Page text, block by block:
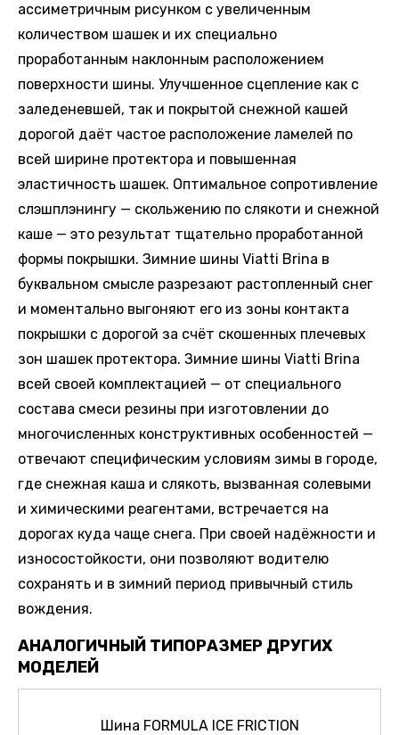
ассиметричным рисунком с увеличенным
количеством шашек и их специально
проработанным наклонным расположением
поверхности шины. Улучшенное сцепление как с
заледеневшей, так и покрытой снежной кашей
дорогой даёт частое расположение ламелей по
всей ширине протектора и повышенная
эластичность шашек. Оптимальное сопротивление
слэшплэнингу — скольжению по слякоти и снежной
каше — это результат тщательно проработанной
формы покрышки. Зимние шины Viatti Brina в
буквальном смысле разрезают растопленный снег
и моментально выгоняют его из зоны контакта
покрышки с дорогой за счёт скошенных плечевых
зон шашек протектора. Зимние шины Viatti Brina
всей своей комплектацией — от специального
состава смеси резины при изготовлении до
многочисленных конструктивных особенностей —
отвечают специфическим условиям зимы в городе,
где снежная каша и слякоть, вызванная солевыми
и химическими реагентами, встречается на
дорогах куда чаще снега. При своей надёжности и
износостойкости, они позволяют водителю
сохранять и в зимний период привычный стиль
вождения.
АНАЛОГИЧНЫЙ ТИПОРАЗМЕР ДРУГИХ
МОДЕЛЕЙ
Шина FORMULA ICE FRICTION